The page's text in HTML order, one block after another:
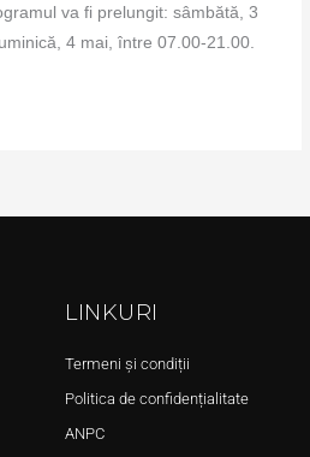
va fi prelungit: sâmbătă, 3
4 mai, între 07.00-21.00.
LINKURI
Termeni și condiții
Politica de confidențialitate
ANPC